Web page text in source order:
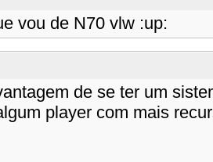
vou de N70 vlw :up:
de se ter um
player com mais